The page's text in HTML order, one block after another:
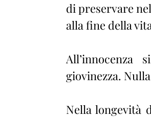
di preservare
alla fine della
All’innocenza
giovinezza.
Nella longevità